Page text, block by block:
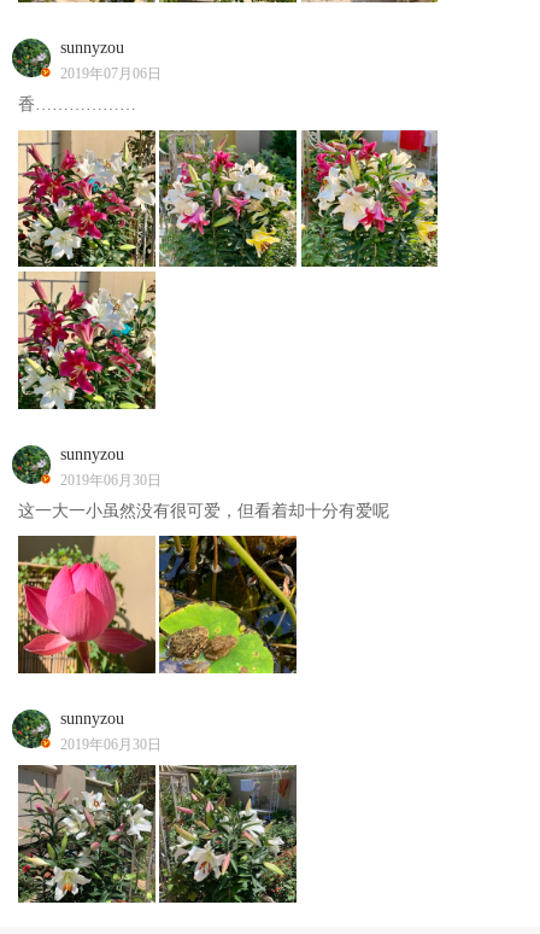
sunnyzou
2019年07月06日
香………………
sunnyzou
2019年06月30日
这一大一小虽然没有很可爱，但看着却十分有爱呢
sunnyzou
2019年06月30日